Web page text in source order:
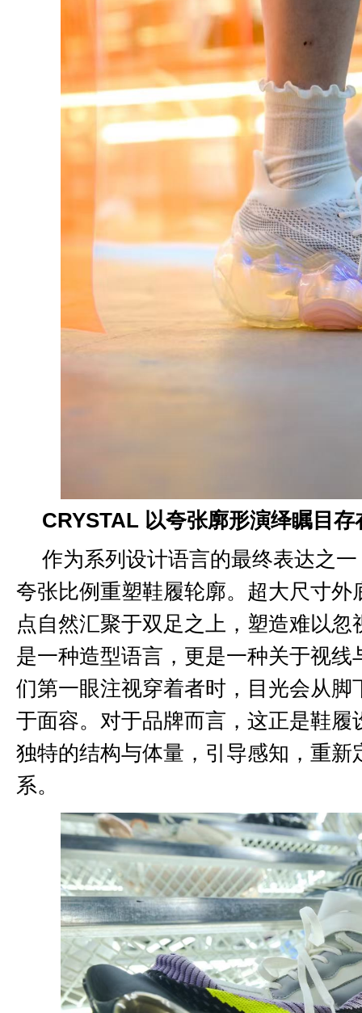
CRYSTAL 以夸张廓形演绎瞩目存
作为系列设计语言的最终表达之一
夸张比例重塑鞋履轮廓。超大尺寸
点自然汇聚于双足之上，塑造难以
是一种造型语言，更是一种关于视
们第一眼注视穿着者时，目光会从
于面容。对于品牌而言，这正是鞋
独特的结构与体量，引导感知，重
系。